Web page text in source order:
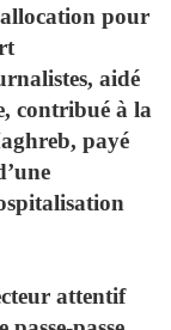
pour
aidé
contribué à la
payé
attentif